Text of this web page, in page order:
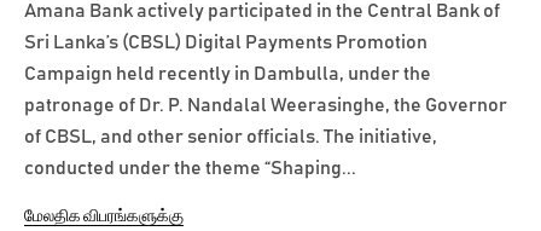
Amana Bank actively participated in the Central Bank of
Sri Lanka’s (CBSL) Digital Payments Promotion
Campaign held recently in Dambulla, under the
patronage of Dr. P. Nandalal Weerasinghe, the Governor
of CBSL, and other senior officials. The initiative,
conducted under the theme “Shaping...
மேலதிக விபரங்களுக்கு